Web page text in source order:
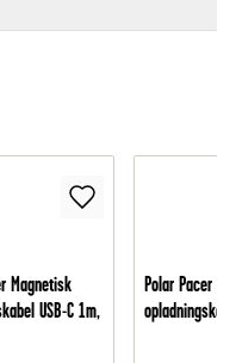
Magnetisk
USB-C 1m,
Polar Pacer